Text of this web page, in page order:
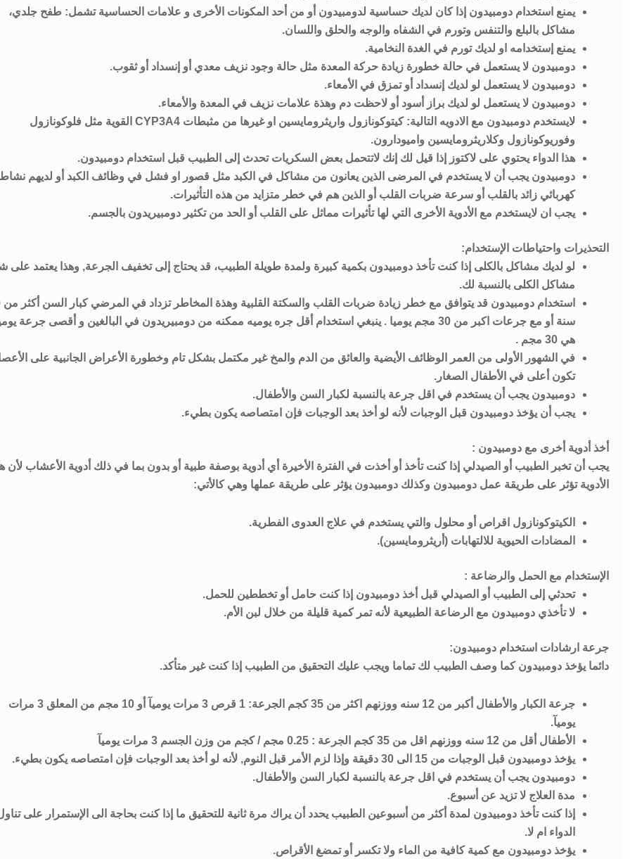
يمنع استخدام دومبيدون إذا كان لديك حساسية لدومبيدون أو من أحد المكونات الأخرى و علامات الحساسية تشمل: طفح جلدي،
مشاكل بالبلع والتنفس وتورم في الشفاه والوجه والحلق واللسان.
يمنع إستخدامه او لديك تورم في الغدة النخامية.
دومبيدون لا يستعمل في حالة خطورة زيادة حركة المعدة مثل حالة وجود نزيف معدي أو إنسداد أو ثقوب.
دومبيدون لا يستعمل لو لديك إنسداد أو تمزق في الأمعاء.
دومبيدون لا يستعمل لو لديك براز أسود أو لاحظت دم وهذة علامات نزيف في المعدة والأمعاء.
لايستخدم دومبيدون مع الادويه التالية: كيتوكونازول واريثرومايسين او غيرها من مثبطات CYP3A4 القوية مثل فلوكونازول
وفوريوكونازول وكلاريثرومايسين واميودارون.
هذا الدواء يحتوي على لاكتوز إذا قيل لك إنك لاتتحمل بعض السكريات تحدث إلى الطبيب قبل استخدام دومبيدون.
دومبيدون يجب أن لا يستخدم في المرضى الذين يعانون من مشاكل في الكبد مثل قصور او فشل في وظائف الكبد أو لديهم نشاط
كهربائي زائد بالقلب أو سرعة ضربات القلب أو الذين هم في خطر متزايد من هذه التأثيرات.
يجب ان لايستخدم مع الأدوية الأخرى التي لها تأثيرات مماثل على القلب أو الحد من تكثير دومبيريدون بالجسم.
التحذيرات واحتياطات الإستخدام:
لو لديك مشاكل بالكلى إذا كنت تأخذ دومبيدون بكمية كبيرة ولمدة طويلة الطبيب، قد يحتاج إلى تخفيف الجرعة, وهذا يعتمد على
مشاكل الكلى بالنسبة لك.
سنة أو مع جرعات اكبر من 30 مجم يوميا . ينبغي استخدام أقل جره يوميه ممكنه من دومبيريدون في البالغين و أقصى جرعة
هي 30 مجم .
في الشهور الأولى من العمر الوظائف الأيضية والعائق من الدم والمخ غير مكتمل بشكل تام وخطورة الأعراض الجانبية على
تكون أعلى في الأطفال الصغار.
دومبيدون يجب أن يستخدم في اقل جرعة بالنسبة لكبار السن والأطفال.
يجب أن يؤخذ دومبيدون قبل الوجبات لأنه لو أخذ بعد الوجبات فإن امتصاصه يكون بطيء.
أخذ أدوية أخرى مع دومبيدون :
يجب أن تخبر الطبيب أو الصيدلي إذا كنت تأخذ أو أخذت في الفترة الأخيرة أي أدوية بوصفة طبية أو بدون بما في ذلك أدوية الأعشاب لأن
الأدوية تؤثر على طريقة عمل دومبيدون وكذلك دومبيدون يؤثر على طريقة عملها وهي كالأتي:
الكيتوكونازول اقراص أو محلول والتي يستخدم في علاج العدوى الفطرية.
المضادات الحيوية للالتهابات (أريثرومايسين).
الإستخدام مع الحمل والرضاعة :
تحدثي إلى الطبيب أو الصيدلي قبل أخذ دومبيدون إذا كنت حامل أو تخططين للحمل.
لا تأخذي دومبيدون مع الرضاعة الطبيعية لأنه تمر كمية قليلة من خلال لبن الأم.
جرعة ارشادات استخدام دومبيدون:
دائما يؤخذ دومبيدون كما وصف الطبيب لك تماما ويجب عليك التحقيق من الطبيب إذا كنت غير متأكد.
جرعة الكبار والأطفال أكبر من 12 سنه ووزنهم اكثر من 35 كجم الجرعة: 1 قرص 3 مرات يوميآ أو 10 مجم من المعلق 3 مرات
يوميآ.
الأطفال أقل من 12 سنه ووزنهم اقل من 35 كجم الجرعة : 0.25 مجم / كجم من وزن الجسم 3 مرات يوميآ
يؤخذ دومبيدون قبل الوجبات من 15 الى 30 دقيقة وإذا لزم الأمر قبل النوم, لأنه لو أخذ بعد الوجبات فإن امتصاصه يكون بطيء.
دومبيدون يجب أن يستخدم في اقل جرعة بالنسبة لكبار السن والأطفال.
مدة العلاج لا تزيد عن أسبوع.
إذا كنت تأخذ دومبيدون لمدة أكثر من أسبوعين الطبيب يحدد أن يراك مرة ثانية للتحقيق ما إذا كنت بحاجة الى الإستمرار على
الدواء ام لا.
يؤخذ دومبيدون مع كمية كافية من الماء ولا تكسر أو تمضغ الأقراص.